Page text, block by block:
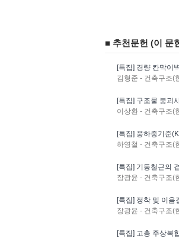
■ 추천문헌 (이 문
[특집] 경량 칸막이
김형준 - 건축구조(
[특집] 구조물 붕괴
이상환 - 건축구조(
[특집] 풍하중기준
하영철 - 건축구조(
[특집] 기둥철근의
장광윤 - 건축구조(
[특집] 정착 및 이음
장광윤 - 건축구조(
[특집] 고층 주상복